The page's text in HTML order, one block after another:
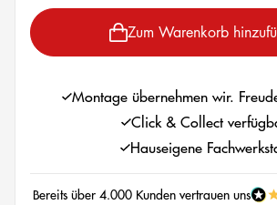
Zum Warenkorb
Montage übernehmen wir.
Click & Collect
Hauseigene
Bereits über 4.000 Kunden vertrauen uns